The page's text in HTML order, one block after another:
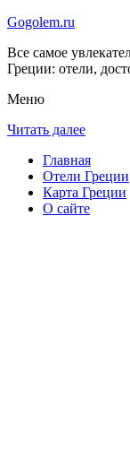
Gogolem.ru
Все самое
Греции: отели,
Меню
Читать далее
Главная
Отели Греции
Карта Греции
О сайте